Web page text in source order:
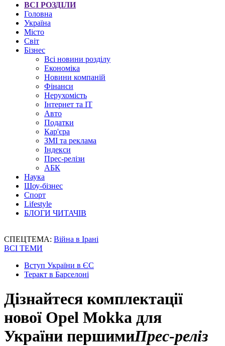
ВСІ РОЗДІЛИ
Головна
Україна
Місто
Світ
Бізнес
Всі новини розділу
Економіка
Новини компаній
Фінанси
Нерухомість
Інтернет та IT
Авто
Податки
Кар'єра
ЗМІ та реклама
Індекси
Прес-релізи
АБК
Наука
Шоу-бізнес
Спорт
Lifestyle
БЛОГИ ЧИТАЧІВ
СПЕЦТЕМА: Війна в Ірані
ВСІ ТЕМИ
Вступ України в ЄС
Теракт в Барселоні
Дізнайтеся комплектації
нової Opel Mokka для
України першимиПрес-реліз